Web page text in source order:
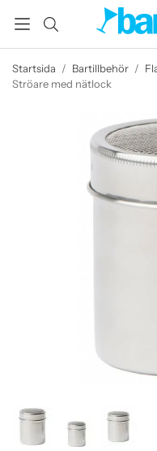
Startsida / Bartillbehör /
Ströare med nätlock